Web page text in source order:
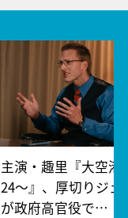
主演・趣里『大空港
24～』、厚切りジェ
が政府高官役で…